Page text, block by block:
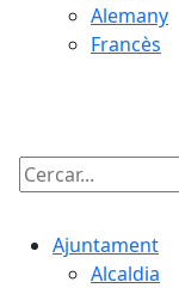
Alemany
Francès
Cercar:
Ajuntament
Alcaldia